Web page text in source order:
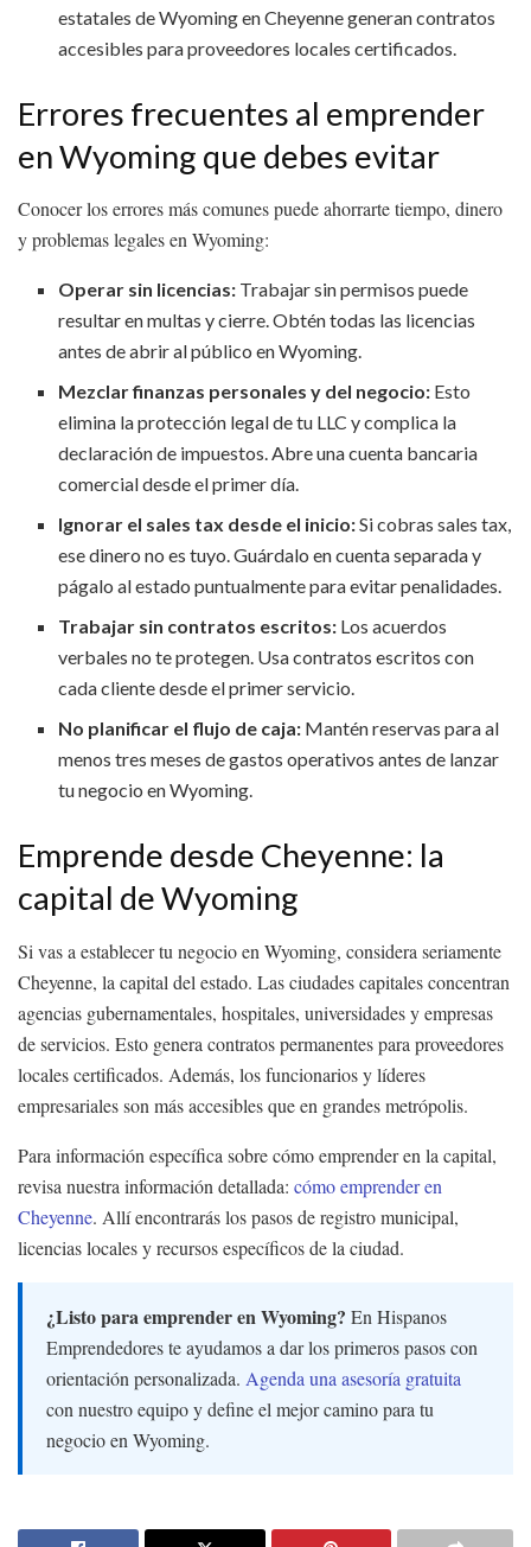
estatales de Wyoming en Cheyenne generan contratos
accesibles para proveedores locales certificados.
Errores frecuentes al emprender
en Wyoming que debes evitar
Conocer los errores más comunes puede ahorrarte tiempo, dinero
y problemas legales en Wyoming:
Operar sin licencias: Trabajar sin permisos puede
resultar en multas y cierre. Obtén todas las licencias
antes de abrir al público en Wyoming.
Mezclar finanzas personales y del negocio: Esto
elimina la protección legal de tu LLC y complica la
declaración de impuestos. Abre una cuenta bancaria
comercial desde el primer día.
Ignorar el sales tax desde el inicio:Si cobras sales tax,
ese dinero no es tuyo. Guárdalo en cuenta separada y
págalo al estado puntualmente para evitar penalidades.
Trabajar sin contratos escritos: Los acuerdos
verbales no te protegen. Usa contratos escritos con
cada cliente desde el primer servicio.
No planificar el flujo de caja: Mantén reservas para al
menos tres meses de gastos operativos antes de lanzar
tu negocio en Wyoming.
Emprende desde Cheyenne: la
capital de Wyoming
Si vas a establecer tu negocio en Wyoming, considera seriamente
Cheyenne, la capital del estado. Las ciudades capitales concentran
agencias gubernamentales, hospitales, universidades y empresas
de servicios. Esto genera contratos permanentes para proveedores
locales certificados. Además, los funcionarios y líderes
empresariales son más accesibles que en grandes metrópolis.
Para información específica sobre cómo emprender en la capital,
revisa nuestra información detallada: cómo emprender en
Cheyenne. Allí encontrarás los pasos de registro municipal,
licencias locales y recursos específicos de la ciudad.
¿Listo para emprender en Wyoming? En Hispanos
Emprendedores te ayudamos a dar los primeros pasos con
orientación personalizada. Agenda una asesoría gratuita
con nuestro equipo y define el mejor camino para tu
negocio en Wyoming.